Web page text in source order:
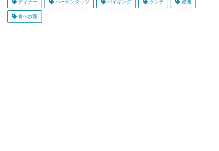
ディナー ハーゲンダッツ バイキング ランチ 豊洲
食べ放題